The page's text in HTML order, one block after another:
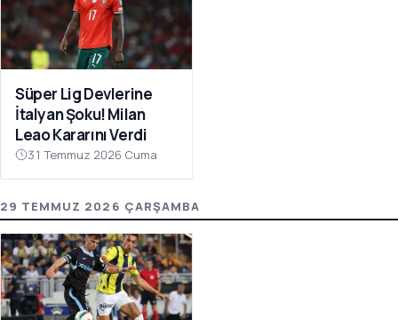
Süper Lig Devlerine
İtalyan Şoku! Milan
Leao Kararını Verdi
31 Temmuz 2026 Cuma
29 TEMMUZ 2026 ÇARŞAMBA